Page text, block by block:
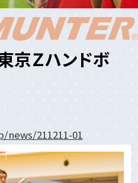
法
ッション
ナップ紹介
ー方法
ション
京Ｚハンドボ
211211-01